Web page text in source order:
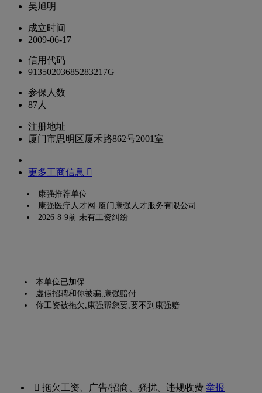
吴旭明
成立时间
2009-06-17
信用代码
91350203685283217G
参保人数
87人
注册地址
厦门市思明区厦禾路862号2001室
更多工商信息 
康强推荐单位
康强医疗人才网-厦门康强人才服务有限公司
2026-8-9前 未有工资纠纷
本单位已加保
虚假招聘和你被骗,康强赔付
你工资被拖欠,康强帮您要,要不到康强赔
 拖欠工资、广告/招商、骚扰、违规收费举报